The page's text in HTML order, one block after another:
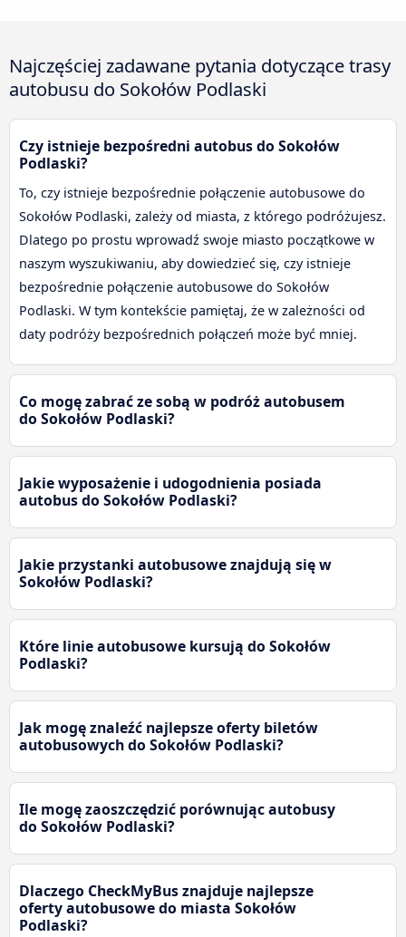
Najczęściej zadawane pytania dotyczące trasy
autobusu do Sokołów Podlaski
Czy istnieje bezpośredni autobus do Sokołów
Podlaski?
To, czy istnieje bezpośrednie połączenie autobusowe do
Sokołów Podlaski, zależy od miasta, z którego podróżujesz.
Dlatego po prostu wprowadź swoje miasto początkowe w
naszym wyszukiwaniu, aby dowiedzieć się, czy istnieje
bezpośrednie połączenie autobusowe do Sokołów
Podlaski. W tym kontekście pamiętaj, że w zależności od
daty podróży bezpośrednich połączeń może być mniej.
Co mogę zabrać ze sobą w podróż autobusem
do Sokołów Podlaski?
Jakie wyposażenie i udogodnienia posiada
autobus do Sokołów Podlaski?
Jakie przystanki autobusowe znajdują się w
Sokołów Podlaski?
Które linie autobusowe kursują do Sokołów
Podlaski?
Jak mogę znaleźć najlepsze oferty biletów
autobusowych do Sokołów Podlaski?
Ile mogę zaoszczędzić porównując autobusy
do Sokołów Podlaski?
Dlaczego CheckMyBus znajduje najlepsze
oferty autobusowe do miasta Sokołów
Podlaski?